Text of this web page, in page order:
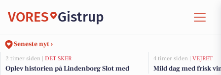
VORES Gistrup
Seneste nyt ›
2 timer siden | DET SKER
Oplev historien på Lindenborg Slot med
4 timer siden | VEJRET
Mild dag med frisk